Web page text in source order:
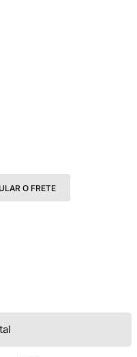
O FRETE